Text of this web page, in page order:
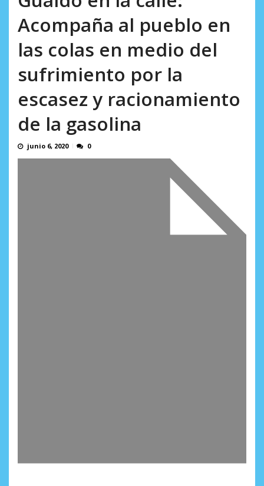
Acompaña al pueblo en
las colas en medio del
sufrimiento por la
escasez y racionamiento
de la gasolina
junio 6, 2020 0